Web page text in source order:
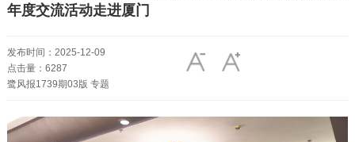
年度交流活动走进厦门
发布时间：2025-12-09
点击量：6287
鹭风报1739期03版 专题